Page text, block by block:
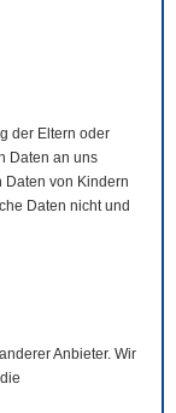
der Eltern oder
Daten an uns
Daten von Kindern
Daten nicht und
Anbieter. Wir